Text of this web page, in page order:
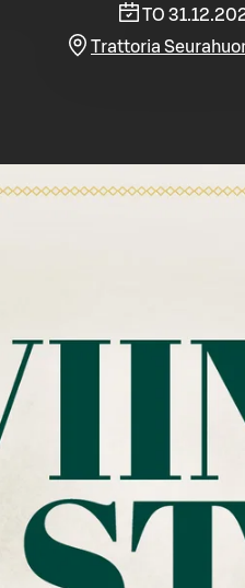
TO
Trattoria